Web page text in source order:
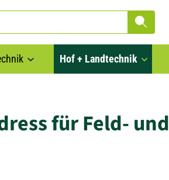
Hof + Landtechnik
für Feld- und